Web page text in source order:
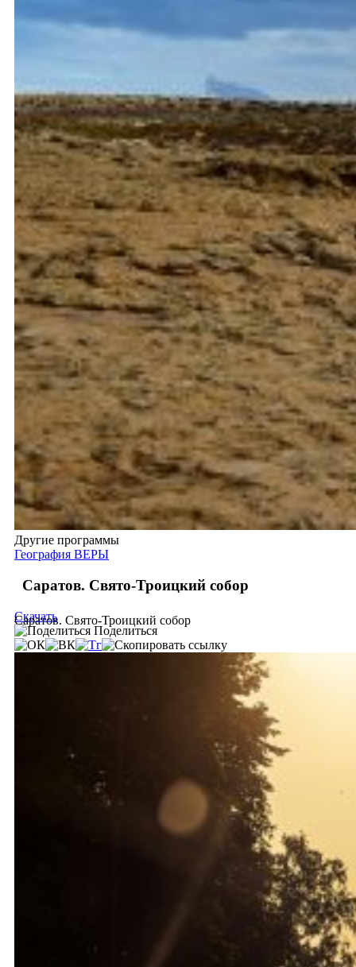
Другие программы
География ВЕРЫ
Саратов. Свято-Троицкий собор
Саратов. Свято-Троицкий собор
Скачать
Поделиться